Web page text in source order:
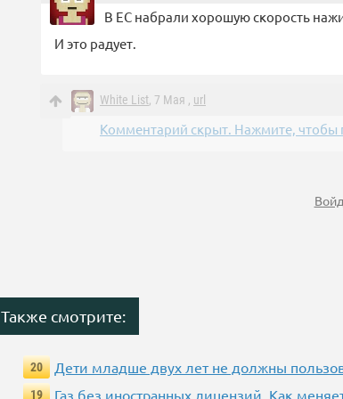
В ЕС набрали хорошую скорость
И это радует.
White List, 7 Мая , url
Комментарий скрыт. Нажмите, чтобы
Также смотрите:
20 Дети младше двух лет не должны
19
Газ без иностранных лицензий. Как